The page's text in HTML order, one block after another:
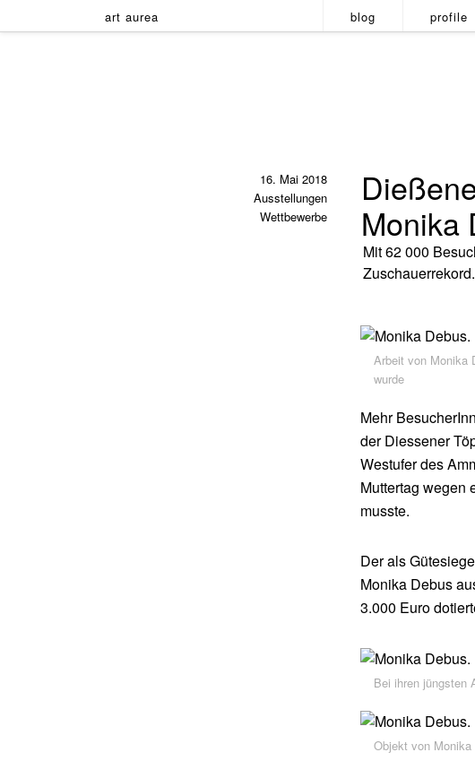
art aurea blog profile
16. Mai 2018
Ausstellungen
Wettbewerbe
Monika
Mit 62 000
Zuschauerrekord.
Arbeit von Monika
wurde
Mehr
der Diessener
Westufer des
Muttertag wegen
musste.
Der als
Monika Debus
3.000 Euro
Bei ihren jüngsten
Objekt von